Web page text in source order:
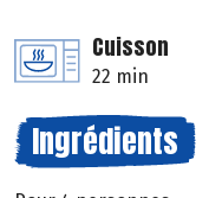
Cuisson
22 min
Ingrédients